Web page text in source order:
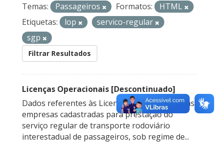
Temas:
Passageiros Formatos:
HTML
Etiquetas:
lop
servico-regular
sgp
Filtrar Resultados
Licenças Operacionais [Descontinuado]
Dados referentes às Licenças Operacionais das
empresas cadastradas para prestação do
serviço regular de transporte rodoviário
interestadual de passageiros, sob regime de...